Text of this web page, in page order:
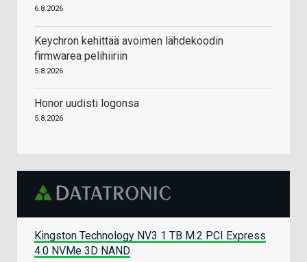
6.8.2026
Keychron kehittää avoimen lähdekoodin
firmwarea pelihiiriin
5.8.2026
Honor uudisti logonsa
5.8.2026
Kingston Technology NV3 1 TB M.2 PCI Express
4.0 NVMe 3D NAND